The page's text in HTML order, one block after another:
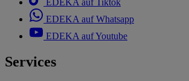
EDEKA auf Whatsapp
EDEKA auf Youtube
Services